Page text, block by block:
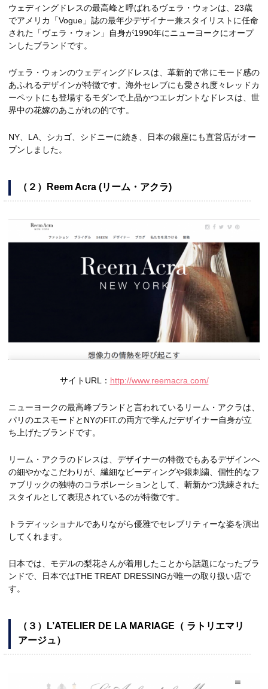
ウェディングドレスの最高峰と呼ばれるヴェラ・ウォンは、23歳
でアメリカ「Vogue」誌の最年少デザイナー兼スタイリストに任命
された「ヴェラ・ウォン」自身が1990年にニューヨークにオープ
ンしたブランドです。
ヴェラ・ウォンのウェディングドレスは、革新的で常にモード感の
あふれるデザインが特徴です。海外セレブにも愛され度々レッドカ
ーペットにも登場するモダンで上品かつエレガントなドレスは、世
界中の花嫁のあこがれの的です。
NY、LA、シカゴ、シドニーに続き、日本の銀座にも直営店がオー
プンしました。
（２）Reem Acra (リーム・アクラ)
サイトURL： http://www.reemacra.com/
ニューヨークの最高峰ブランドと言われているリーム・アクラは、
パリのエスモードとNYのFIT.の両方で学んだデザイナー自身が立
ち上げたブランドです。
リーム・アクラのドレスは、デザイナーの特徴でもあるデザインへ
の細やかなこだわりが、繊細なビーディングや銀刺繍、個性的なフ
ァブリックの独特のコラボレーションとして、斬新かつ洗練された
スタイルとして表現されているのが特徴です。
トラディッショナルでありながら優雅でセレブリティーな姿を演出
してくれます。
日本では、モデルの梨花さんが着用したことから話題になったブラ
ンドで、日本ではTHE TREAT DRESSINGが唯一の取り扱い店で
す。
（３）L’ATELIER DE LA MARIAGE（ ラトリエマリ
アージュ）